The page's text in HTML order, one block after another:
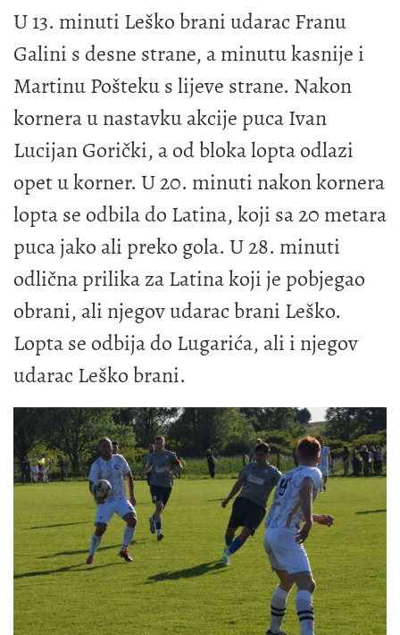
U 13. minuti Leško brani udarac Franu
Galini s desne strane, a minutu kasnije i
Martinu Pošteku s lijeve strane. Nakon
kornera u nastavku akcije puca Ivan
Lucijan Gorički, a od bloka lopta odlazi
opet u korner. U 20. minuti nakon kornera
lopta se odbila do Latina, koji sa 20 metara
puca jako ali preko gola. U 28. minuti
odlična prilika za Latina koji je pobjegao
obrani, ali njegov udarac brani Leško.
Lopta se odbija do Lugarića, ali i njegov
udarac Leško brani.